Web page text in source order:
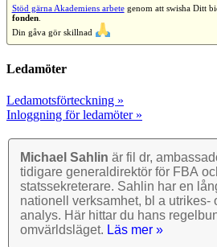
Stöd gärna Akademiens arbetegenom att swisha Ditt
fonden.
Din gåva gör skillnad
Ledamöter
Ledamotsförteckning »
Inloggning för ledamöter »
Michael Sahlin är fil dr,
tidigare general­direktör för FBA
stats­sekre­terare. Sahlin har en
nationell verk­samhet, bl a utrikes-
analys. Här hittar du hans
omvärlds­läget. Läs mer »